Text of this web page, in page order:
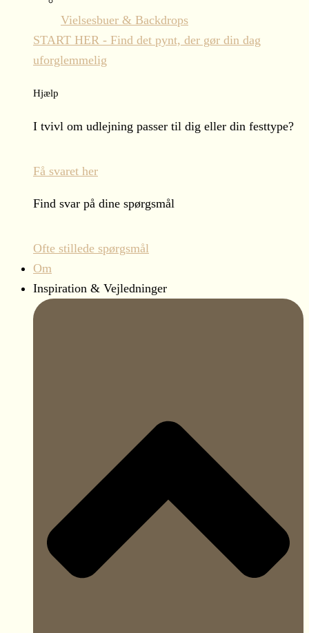
Vielsesbuer & Backdrops
START HER - Find det pynt, der gør din dag
uforglemmelig
Hjælp
I tvivl om udlejning passer til dig eller din festtype?
Få svaret her
Find svar på dine spørgsmål
Ofte stillede spørgsmål
Om
Inspiration & Vejledninger